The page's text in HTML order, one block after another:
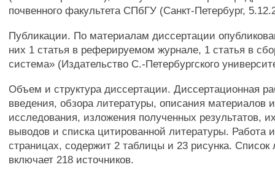
почвенного факультета СПбГУ (Санкт-Петербург,
Публикации. По материалам диссертации
них 1 статья в реферируемом журнале, 1 статья в
система» (Издательство С.-Петербургского
Объем и структура диссертации. Диссертационная
введения, обзора литературы, описания материалов
исследования, изложения полученных результатов,
выводов и списка цитированной литературы. Работа
страницах, содержит 2 таблицы и 23 рисунка. Список
включает 218 источников.